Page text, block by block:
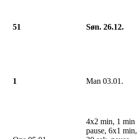
51 Søn. 26.12.
1 Man 03.01.
4x2 min, 1 min
pause, 6x1 min,